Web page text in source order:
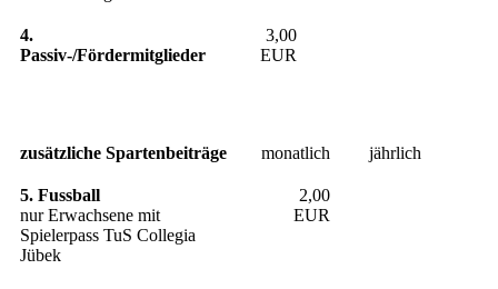
4.
Passiv-/Fördermitglieder
3,00
EUR
zusätzliche Spartenbeiträge monatlich jährlich
5. Fussball
nur Erwachsene mit
Spielerpass TuS Collegia
Jübek
2,00
EUR